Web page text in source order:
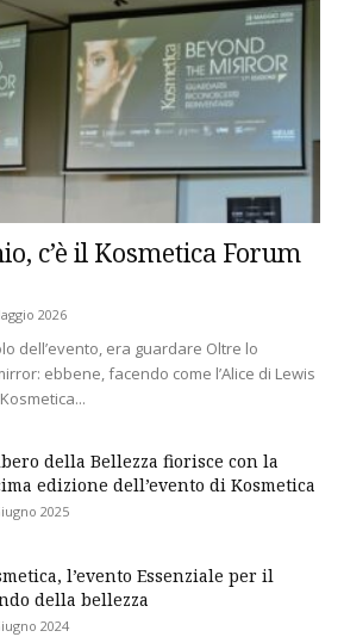
c’è il Kosmetica Forum
2026
dell’evento, era guardare Oltre lo
ebbene, facendo come l’Alice di Lewis
della Bellezza fiorisce con la
edizione dell’evento di Kosmetica
2025
l’evento Essenziale per il
della bellezza
2024